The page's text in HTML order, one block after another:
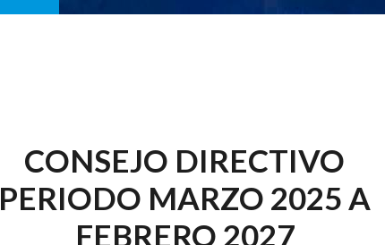
CONSEJO DIRECTIVO
PERIODO MARZO 2025 A
FEBRERO 2027